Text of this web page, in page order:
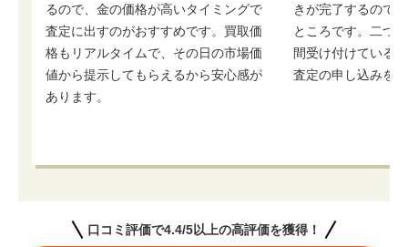
るので、金の価格が高いタイミングで
査定に出すのがおすすめです。買取価
格もリアルタイムで、その日の市場価
値から提示してもらえるから安心感が
あります。
きが完了するので
ところです。二つ
間受け付けている
査定の申し込みを
口コミ評価で4.4/5以上の高評価を獲得！